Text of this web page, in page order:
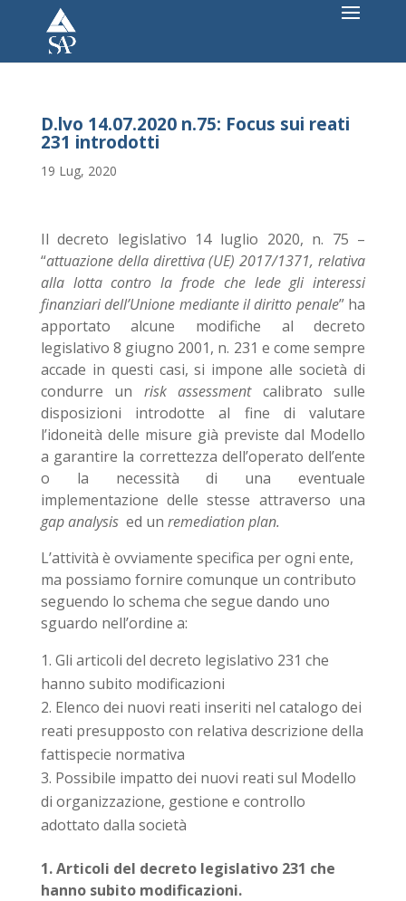
D.lvo 14.07.2020 n.75: Focus sui reati
231 introdotti
19 Lug, 2020
Il decreto legislativo 14 luglio 2020, n. 75 –
“attuazione della direttiva (UE) 2017/1371, relativa
alla lotta contro la frode che lede gli interessi
finanziari dell’Unione mediante il diritto penale” ha
apportato alcune modifiche al decreto
legislativo 8 giugno 2001, n. 231 e come sempre
accade in questi casi, si impone alle società di
condurre un risk assessment calibrato sulle
disposizioni introdotte al fine di valutare
l’idoneità delle misure già previste dal Modello
a garantire la correttezza dell’operato dell’ente
o la necessità di una eventuale
implementazione delle stesse attraverso una
gap analysis ed un remediation plan.
L’attività è ovviamente specifica per ogni ente,
ma possiamo fornire comunque un contributo
seguendo lo schema che segue dando uno
sguardo nell’ordine a:
Gli articoli del decreto legislativo 231 che
hanno subito modificazioni
Elenco dei nuovi reati inseriti nel catalogo dei
reati presupposto con relativa descrizione della
fattispecie normativa
Possibile impatto dei nuovi reati sul Modello
di organizzazione, gestione e controllo
adottato dalla società
1. Articoli del decreto legislativo 231 che
hanno subito modificazioni.